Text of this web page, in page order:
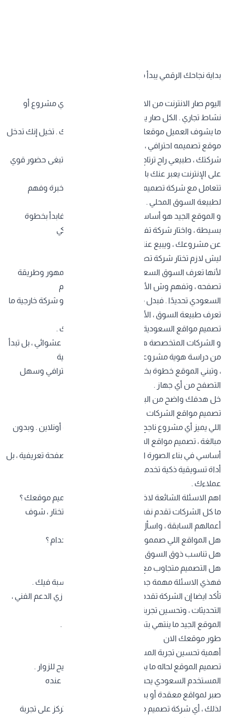
بداية نجاحك الرقمي يبدأ من هنا
اليوم صار الانترنت من الاساسيات واسرار النجاح لأي مشروع أو
نشاط تجاري . الكل صار يبحث في الإنترنت ، وأول
ما يشوف العميل موقعك ، هو الانطباع الأول عنك . تخيل إنك تدخل
موقع تصميمه احترافي ، وسهل ، ويعكس هوية
شركتك ، طبيعي راح ترتاح وتثق فيه أكثر ، فإذا كنت تبغى حضور قوي
على الإنترنت يعبر عنك باحترافية ، ما لك إلا
تتعامل مع شركة تصميم مواقع السعودية
عندها خبرة وفهم
لطبيعة السوق المحلي .
و الموقع الجيد هو أساس أي مشروع ناجح اليوم . فابدأ بخطوة
بسيطة ، واختار شركة تفهمك ، وتخلي موقعك يحكي
عن مشروعك ، ويبيع عنك بدون ما تتكلم .
ليش لازم تختار شركة تصميم مواقع السعودية ؟
لأنها تعرف السوق السعودي ، و تعرف أسلوب الجمهور وطريقة
تصفحه ، وتفهم وش الأشياء اللي تجذب المستخدم
السعودي تحديدًا . فبدل ما تعتمد على قالب جاهز أو شركة خارجية ما
تعرف طبيعة السوق ، الأفضل تتعامل مع شركة
تصميم مواقع السعودية تفهمك وتفهم جمهورك .
و الشركات المتخصصة هنا ما تصمم مواقع بشكل عشوائي ، بل تبدأ
من دراسة هوية مشروعك ، وتحدد أهدافك الرقمية
، وتبني الموقع خطوة بخطوة حتى يطلع بشكل احترافي وسهل
التصفح من أي جهاز .
خل هدفك واضح من البداية
تصميم مواقع الشركات خطوتك لتصنع الفرق
اللي يميز أي مشروع ناجح اليوم هو طريقة ظهوره أونلاين . وبدون
مبالغة ، تصميم مواقع الشركات صار عنصر
أساسي في بناء الصورة الذهنية . الموقع مو بس صفحة تعريفية ، بل
أداة تسويقية ذكية تخدمك 24 ساعة وتتكلم بلغة
عملاءك .
اهم الاسئلة الشائعة لاختيار الشركة المناسبة لتصميم موقعك ؟
ما كل الشركات تقدم نفس الجودة . لذلك، قبل ما تختار ، شوف
أعمالهم السابقة ، واسأل نفسك :
هل المواقع اللي صمموها سريعة وسهلة الاستخدام ؟
هل تناسب ذوق السوق السعودي؟
هل التصميم متجاوب مع الجوال والتابلت ؟
فهذي الاسئلة مهمة جدا قبل اختيار الشركة المناسبة فيك .
تأكد ايضا إن الشركة تقدم خدمات ما بعد التصميم ، زي الدعم الفني ،
التحديثات ، وتحسين تجربة المستخدم ، لأن
الموقع الجيد ما ينتهي بتصميمه ، بل يبدأ من هناك .
طور موقعك الان
أهمية تحسين تجربة المستخدم
تصميم الموقع لحاله ما يكفي إذا ما كان سهل ومريح للزوار .
المستخدم السعودي يحب السرعة والبساطة ، وما عنده
صبر لمواقع معقدة أو بطيئة .
لذلك ، أي شركة تصميم مواقع السعودية
محترفة تركز على تجربة